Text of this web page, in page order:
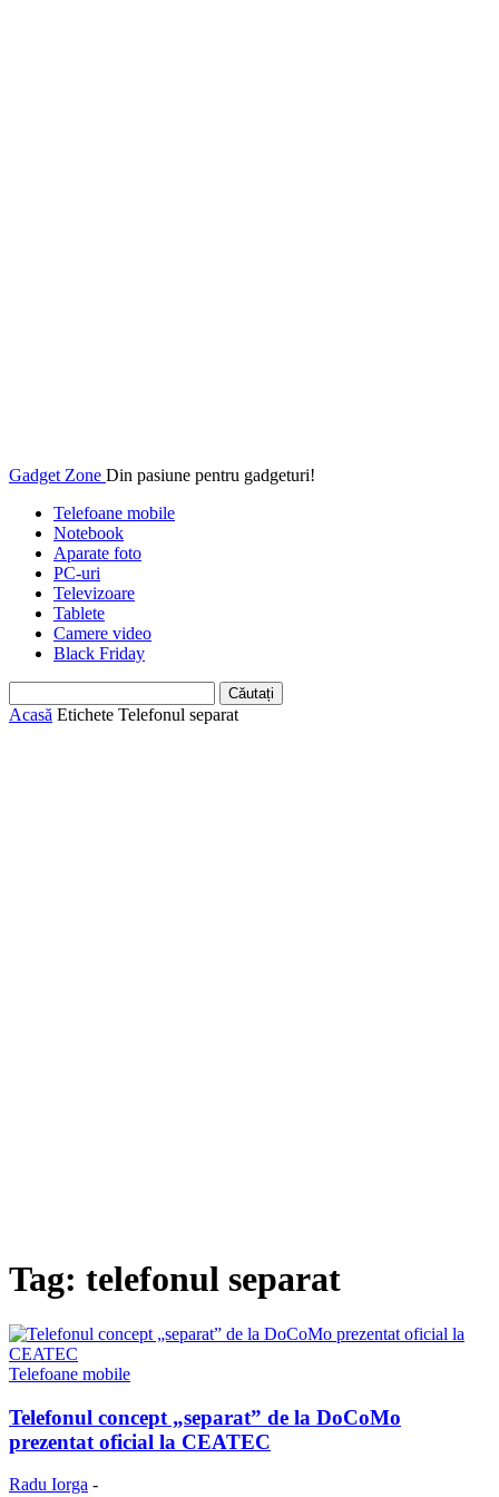
Gadget Zone Din pasiune pentru gadgeturi!
Telefoane mobile
Notebook
Aparate foto
PC-uri
Televizoare
Tablete
Camere video
Black Friday
Acasă Etichete Telefonul separat
Tag: telefonul separat
Telefoane mobile
Telefonul concept „separat” de la DoCoMo
prezentat oficial la CEATEC
Radu Iorga -